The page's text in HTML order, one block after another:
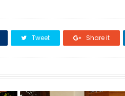
Tweet Share it